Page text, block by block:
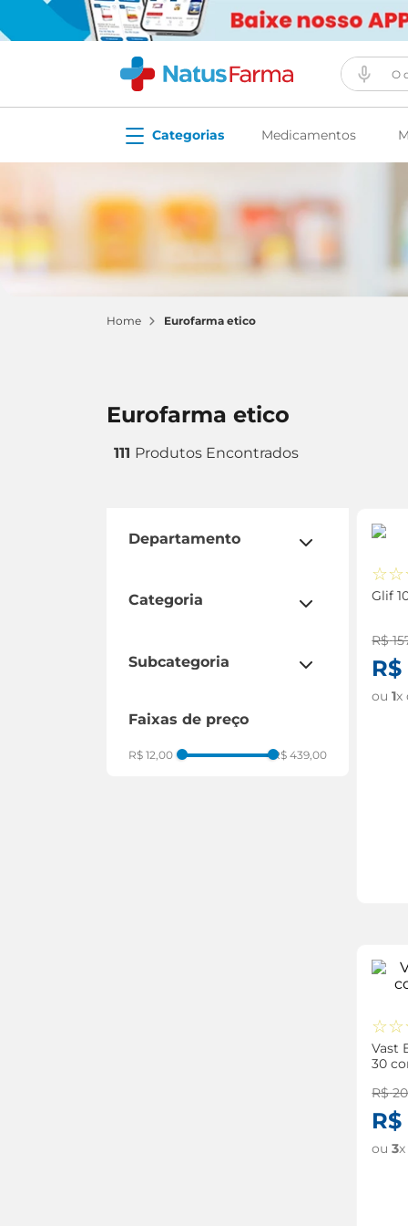
O que
Medicamentos
eurofarma etico
eurofarma etico
111
departamento
categoria
circulação
disfunção erétil
dor e febre
subcategoria
anticoncepcional
anticoagulante
faixas de preço
R$ 12,00 R$ 439,00
☆☆
Glif
R$
R$
ou1x
☆☆
Vast
30
R$
R$
ou3